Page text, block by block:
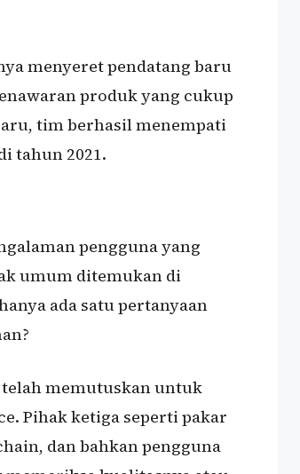
menyeret pendatang baru
produk yang cukup
tim berhasil menempati
tahun 2021.
pengguna yang
umum ditemukan di
ada satu pertanyaan
memutuskan untuk
Pihak ketiga seperti pakar
dan bahkan pengguna